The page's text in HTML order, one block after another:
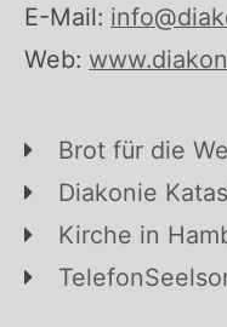
E-Mail:
Web:
Brot für die
Diakonie
Kirche in